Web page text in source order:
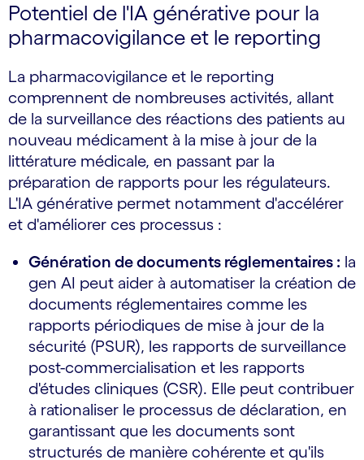
Potentiel de l'IA générative pour la
pharmacovigilance et le reporting
La pharmacovigilance et le reporting
comprennent de nombreuses activités, allant
de la surveillance des réactions des patients au
nouveau médicament à la mise à jour de la
littérature médicale, en passant par la
préparation de rapports pour les régulateurs.
L'IA générative permet notamment d'accélérer
et d'améliorer ces processus :
Génération de documents réglementaires : la
gen AI peut aider à automatiser la création de
documents réglementaires comme les
rapports périodiques de mise à jour de la
sécurité (PSUR), les rapports de surveillance
post-commercialisation et les rapports
d'études cliniques (CSR). Elle peut contribuer
à rationaliser le processus de déclaration, en
garantissant que les documents sont
structurés de manière cohérente et qu'ils